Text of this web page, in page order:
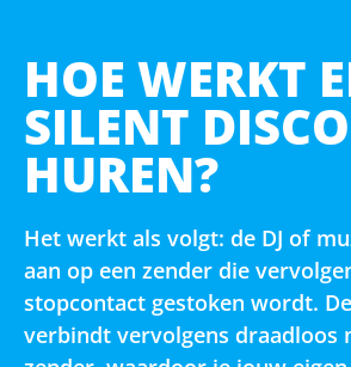
HOE WERKT
SILENT DISCO
HUREN?
Het werkt als volgt: de DJ of
aan op een zender die
stopcontact gestoken wordt.
verbindt vervolgens draadloos